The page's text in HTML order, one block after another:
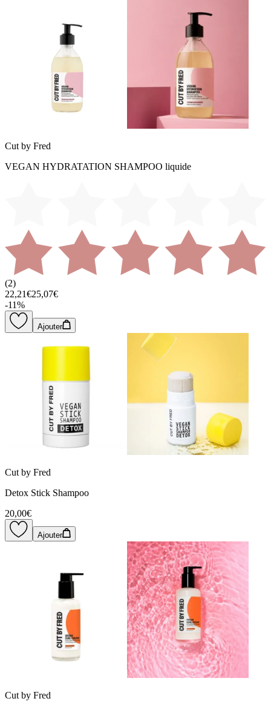
Cut by Fred
VEGAN HYDRATATION SHAMPOO liquide
(2)
22,21€25,07€
-11%
Ajouter
Cut by Fred
Detox Stick Shampoo
20,00€
Ajouter
Cut by Fred